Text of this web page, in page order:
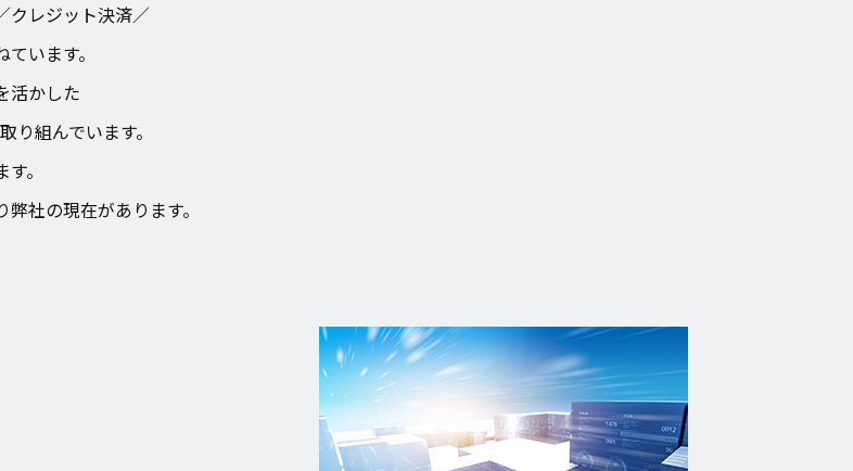
クレジット決済／
います。
活かした
組んでいます。
。
社の現在があります。